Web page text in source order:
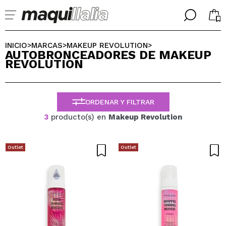
╳
Ya soy #maquilover, tengo cuenta
BIENVENIDX!
No tengo cuenta aquí
╳
SELECCIONA TU IDIOMA
ENGLISH
FRANCES
ALEMAN
ITALIANO
INICIO>MARCAS>MAKEUP REVOLUTION>
AUTOBRONCEADORES DE MAKEUP
REVOLUTION
ORDENAR Y FILTRAR
3 producto(s) en Makeup Revolution
Outlet Outlet